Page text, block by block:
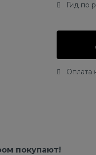
Гид по
Оплата
покупают!